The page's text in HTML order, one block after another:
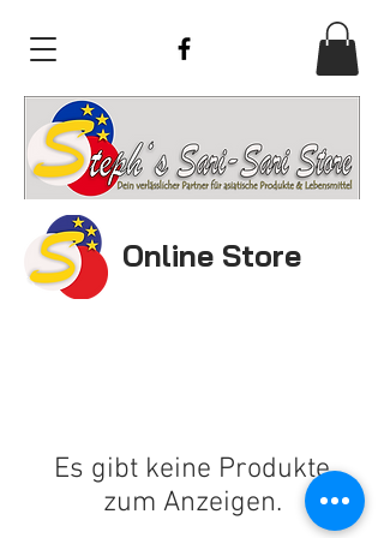
Online Store
Es gibt keine Produkte
zum Anzeigen.